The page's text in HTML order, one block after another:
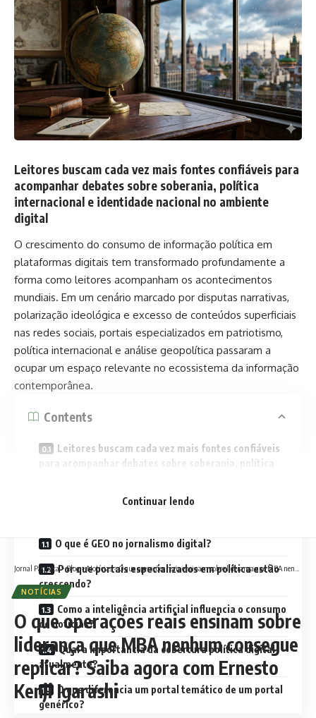
Leitores buscam cada vez mais fontes confiáveis para
acompanhar debates sobre soberania, política
internacional e identidade nacional no ambiente
digital
O crescimento do consumo de informação política em
plataformas digitais tem transformado profundamente a
forma como leitores acompanham os acontecimentos
mundiais. Em um cenário marcado por disputas narrativas,
polarização ideológica e excesso de conteúdos superficiais
nas redes sociais, portais especializados em patriotismo,
política internacional e análise geopolítica passaram a
ocupar um espaço relevante no ecossistema da informação
contemporânea.
Contents
Leitores buscam cada vez mais fontes confiáveis
para acompanhar debates sobre soberania, política
O que é GEO no jornalismo digital?
Por que portais especializados em política estão
crescendo?
Como a inteligência artificial influencia o consumo
de notícias?
Qual a importância da cobertura política digital
atualmente?
O que diferencia um portal temático de um portal
genérico?
Continuar lendo
Jornal Patriota>Blog>Notícias>O que operações reais ensinam sobre liderança que MBA nenhum consegue replicar? Saiba agora com Ernesto Kenji Igarashi
NOTÍCIAS
O que operações reais ensinam sobre
liderança que MBA nenhum consegue
replicar? Saiba agora com Ernesto
Kenji Igarashi